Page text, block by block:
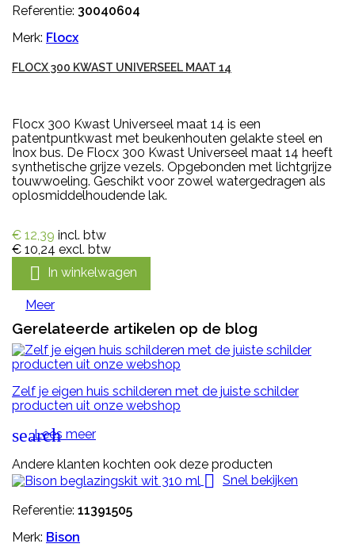
Referentie: 30040604
Merk: Flocx
FLOCX 300 KWAST UNIVERSEEL MAAT 14
Flocx 300 Kwast Universeel maat 14 is een
patentpuntkwast met beukenhouten gelakte steel en
Inox bus. De Flocx 300 Kwast Universeel maat 14 heeft
synthetische grijze vezels. Opgebonden met lichtgrijze
touwwoeling. Geschikt voor zowel watergedragen als
oplosmiddelhoudende lak.
€ 12,39 incl. btw
€ 10,24 excl. btw
 In winkelwagen
Meer
Gerelateerde artikelen op de blog
Zelf je eigen huis schilderen met de juiste schilder
producten uit onze webshop
search
Lees meer
Andere klanten kochten ook deze producten
 Snel bekijken
Referentie: 11391505
Merk: Bison